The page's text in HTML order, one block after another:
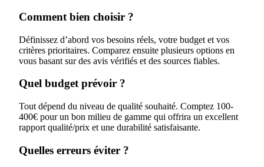
Comment bien choisir ?
Définissez d’abord vos besoins réels, votre budget et vos
critères prioritaires. Comparez ensuite plusieurs options en
vous basant sur des avis vérifiés et des sources fiables.
Quel budget prévoir ?
Tout dépend du niveau de qualité souhaité. Comptez 100-
400€ pour un bon milieu de gamme qui offrira un excellent
rapport qualité/prix et une durabilité satisfaisante.
Quelles erreurs éviter ?